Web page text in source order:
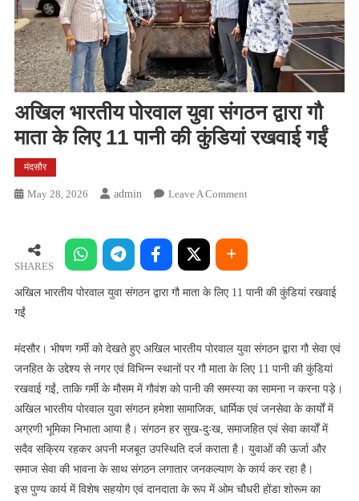
अखिल भारतीय पोरवाल युवा संगठन द्वारा गौ
माता के लिए 11 पानी की कुंडियां रखवाई गईं
मंदसौर
May 28, 2026 Admin Leave A CommentOn
पोरवाल
युवा
संगठन
माता
लिए
11
पानी
की
कुंडियां
रखवाई
गईं
SHARES
अखिल भारतीय पोरवाल युवा संगठन द्वारा गौ माता के लिए 11 पानी की कुंडियां रखवाई
गईं
मंदसौर। भीषण गर्मी को देखते हुए अखिल भारतीय पोरवाल युवा संगठन द्वारा गौ सेवा एवं
जनहित के उद्देश्य से नगर एवं विभिन्न स्थानों पर गौ माता के लिए 11 पानी की कुंडियां
रखवाई गईं, ताकि गर्मी के मौसम में गौवंश को पानी की समस्या का सामना न करना पड़े।
अखिल भारतीय पोरवाल युवा संगठन हमेशा सामाजिक, धार्मिक एवं जनसेवा के कार्यों में
अग्रणी भूमिका निभाता आया है। संगठन हर सुख-दुःख, समाजहित एवं सेवा कार्यों में
सदैव सक्रिय रहकर अपनी मजबूत उपस्थिति दर्ज कराता है। युवाओं की ऊर्जा और
समाज सेवा की भावना के साथ संगठन लगातार जनकल्याण के कार्य कर रहा है।
इस पुण्य कार्य में विशेष सहयोग एवं दानदाता के रूप में ओम चौधरी होंडा शोरूम का